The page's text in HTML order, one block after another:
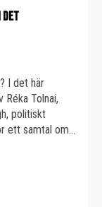
DET
I det här
Tolnai,
politiskt
ett samtal om